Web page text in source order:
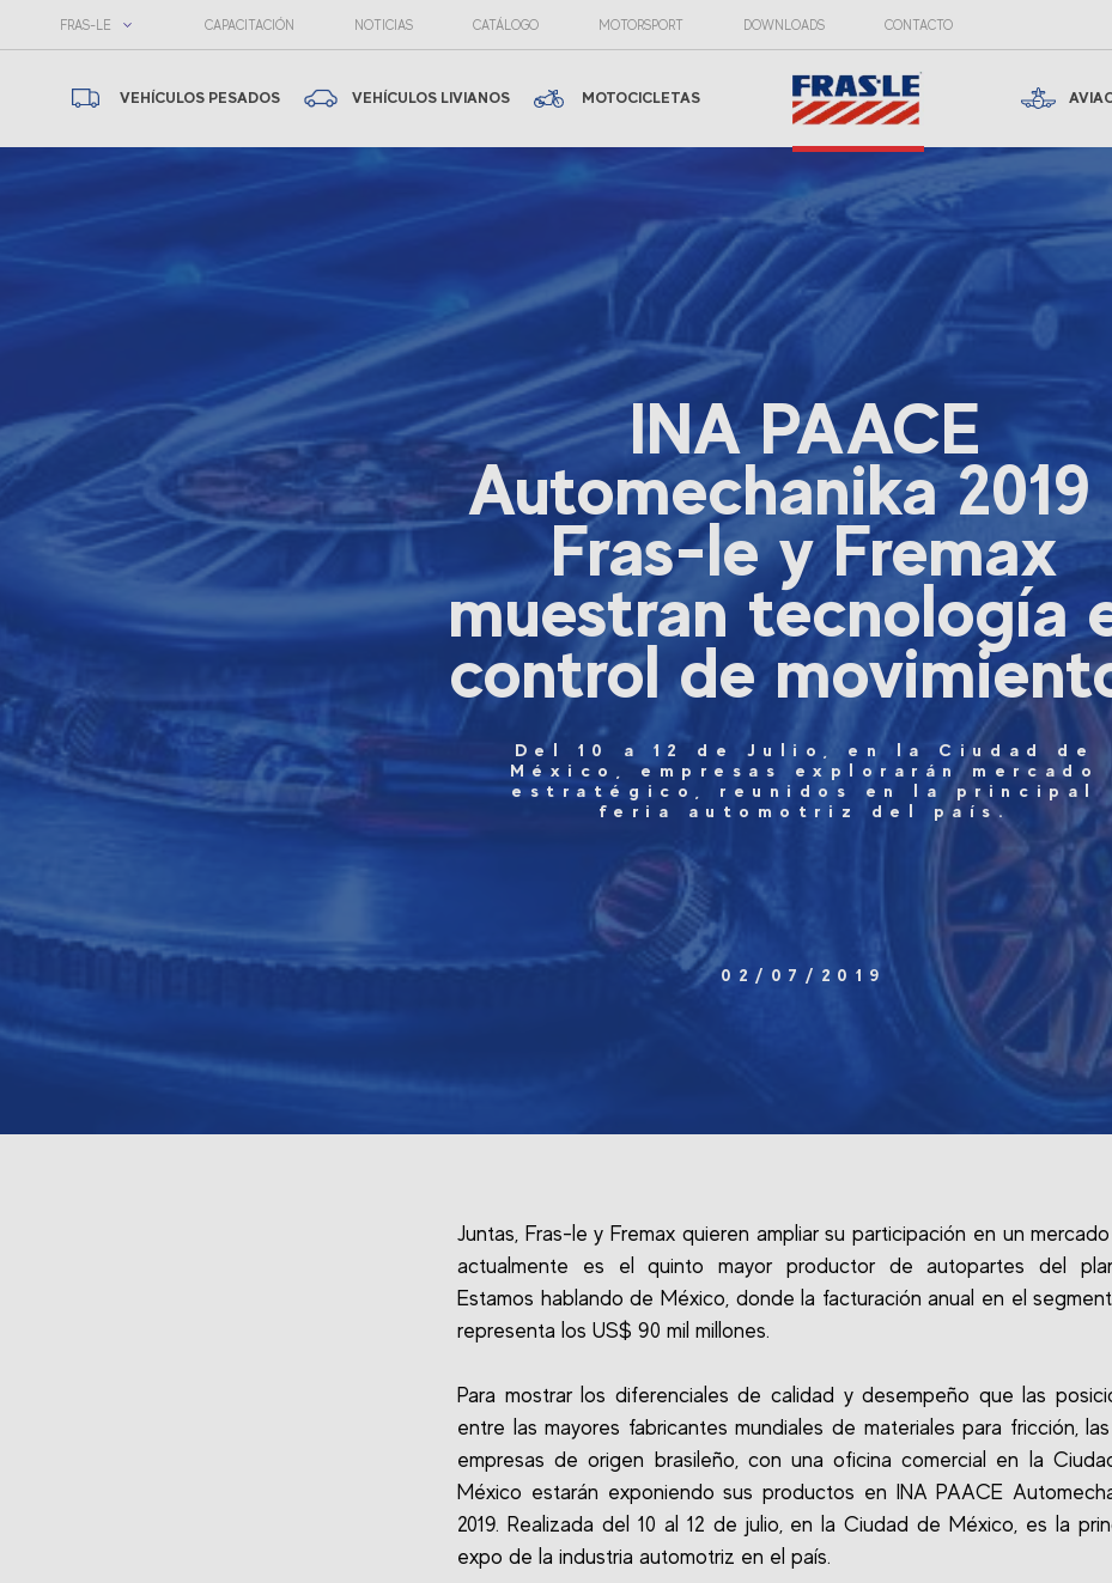
FRAS-LE CAPACITACIÓN NOTICIAS CATÁLOGO MOTORSPORT DOWNLOADS CONTACTO
VEHÍCULOS PESADOS VEHÍCULOS LIVIANOS MOTOCICLETAS
INA PAACE
Automechanika
Fras-le y Fremax
muestran tecnología
control de
Del 10 a 12 de Julio, en la Ciudad de
México, empresas explorarán mercado
estratégico, reunidos en la principal
feria automotriz del país.
02/07/2019
Juntas, Fras-le y Fremax quieren ampliar su participación en un
actualmente es el quinto mayor productor de autopartes del
Estamos hablando de México, donde la facturación anual en el
representa los US$ 90 mil millones.
Para mostrar los diferenciales de calidad y desempeño que las
entre las mayores fabricantes mundiales de materiales para fricción,
empresas de origen brasileño, con una oficina comercial en la
México estarán exponiendo sus productos en INA PAACE
2019. Realizada del 10 al 12 de julio, en la Ciudad de México, es la
expo de la industria automotriz en el país.